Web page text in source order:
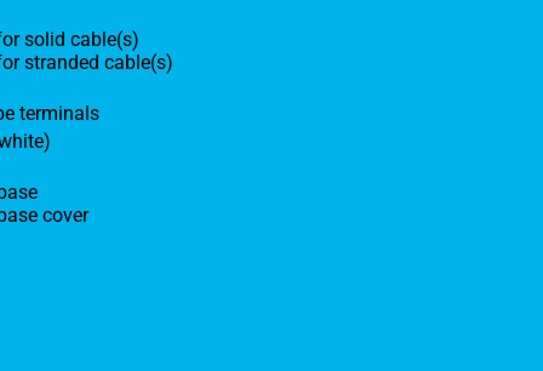
solid cable(s)
stranded cable(s)
terminals
cover